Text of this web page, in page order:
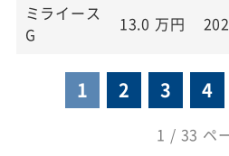
ミライース
G
13.0 万円
1 2 3 4
1 / 33 ペ